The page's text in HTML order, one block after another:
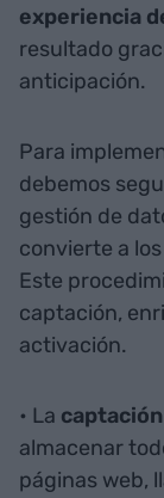
experiencia
resultado
anticipación.
Para
debemos
gestión de
convierte a
Este
captación,
activación.
• La
almacenar
páginas web,